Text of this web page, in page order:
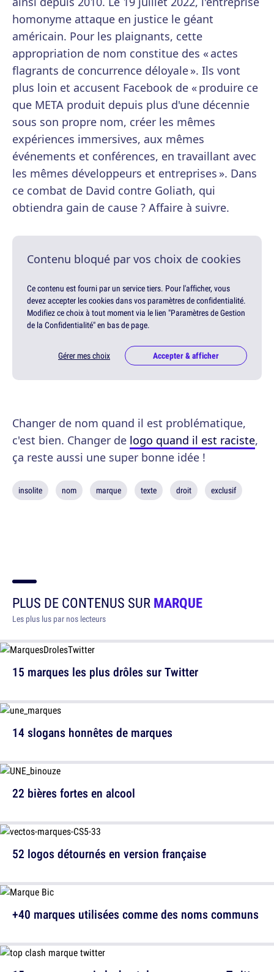
homonyme attaque en justice le géant
américain. Pour les plaignants, cette
appropriation de nom constitue des « actes
flagrants de concurrence déloyale ». Ils vont
plus loin et accusent Facebook de « produire ce
que META produit depuis plus d'une décennie
sous son propre nom, créer les mêmes
expériences immersives, aux mêmes
événements et conférences, en travaillant avec
les mêmes développeurs et entreprises ». Dans
ce combat de David contre Goliath, qui
obtiendra gain de cause ? Affaire à suivre.
Contenu bloqué par vos choix de cookies
Ce contenu est fourni par un service tiers. Pour l'afficher, vous
devez accepter les cookies dans vos paramètres de confidentialité.
Modifiez ce choix à tout moment via le lien "Paramètres de Gestion
de la Confidentialité" en bas de page.
Gérer mes choix Accepter & afficher
Changer de nom quand il est problématique,
c'est bien. Changer de logo quand il est raciste,
ça reste aussi une super bonne idée !
insolite nom marque texte droit exclusif
PLUS DE CONTENUS SURMARQUE
Les plus lus par nos lecteurs
15 marques les plus drôles sur Twitter
22 bières fortes en alcool
+40 marques utilisées comme des noms communs
14 slogans honnêtes de marques
52 logos détournés en version française